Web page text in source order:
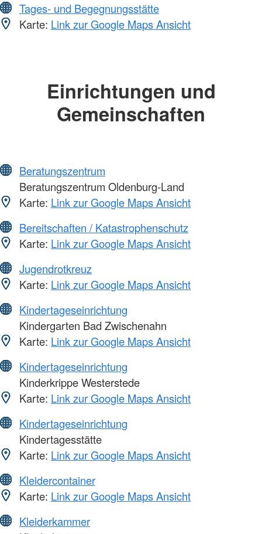
Tages- und Begegnungsstätte
Karte: Link zur Google Maps Ansicht
Einrichtungen und
Gemeinschaften
Beratungszentrum
Beratungszentrum Oldenburg-Land
Karte: Link zur Google Maps Ansicht
Bereitschaften / Katastrophenschutz
Karte: Link zur Google Maps Ansicht
Jugendrotkreuz
Karte: Link zur Google Maps Ansicht
Kindertageseinrichtung
Kindergarten Bad Zwischenahn
Karte: Link zur Google Maps Ansicht
Kindertageseinrichtung
Kinderkrippe Westerstede
Karte: Link zur Google Maps Ansicht
Kindertageseinrichtung
Kindertagesstätte
Karte: Link zur Google Maps Ansicht
Kleidercontainer
Karte: Link zur Google Maps Ansicht
Kleiderkammer